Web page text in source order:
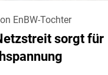
EnBW-Tochter
sorgt für